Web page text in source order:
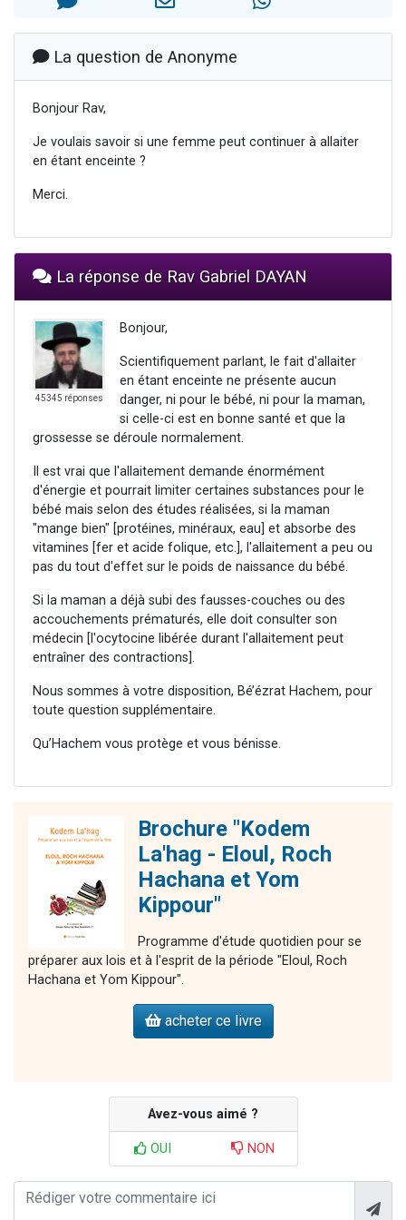
Il reste 49 places pour étudier en groupe sur Zoom
La question de Anonyme
Bonjour Rav,
Je voulais savoir si une femme peut continuer à allaiter
en étant enceinte ?
Merci.
La réponse de Rav Gabriel DAYAN
45345 réponses
Bonjour,
Scientifiquement parlant, le fait d'allaiter
en étant enceinte ne présente aucun
danger, ni pour le bébé, ni pour la maman,
si celle-ci est en bonne santé et que la
grossesse se déroule normalement.
Il est vrai que l'allaitement demande énormément
d'énergie et pourrait limiter certaines substances pour le
bébé mais selon des études réalisées, si la maman
"mange bien" [protéines, minéraux, eau] et absorbe des
vitamines [fer et acide folique, etc.], l'allaitement a peu ou
pas du tout d'effet sur le poids de naissance du bébé.
Si la maman a déjà subi des fausses-couches ou des
accouchements prématurés, elle doit consulter son
médecin [l'ocytocine libérée durant l'allaitement peut
entraîner des contractions].
Nous sommes à votre disposition, Bé’ézrat Hachem, pour
toute question supplémentaire.
Qu’Hachem vous protège et vous bénisse.
Brochure "Kodem
La'hag - Eloul, Roch
Hachana et Yom
Kippour"
Programme d'étude quotidien pour se
préparer aux lois et à l'esprit de la période "Eloul, Roch
Hachana et Yom Kippour".
acheter ce livre
Avez-vous aimé ?
OUI NON